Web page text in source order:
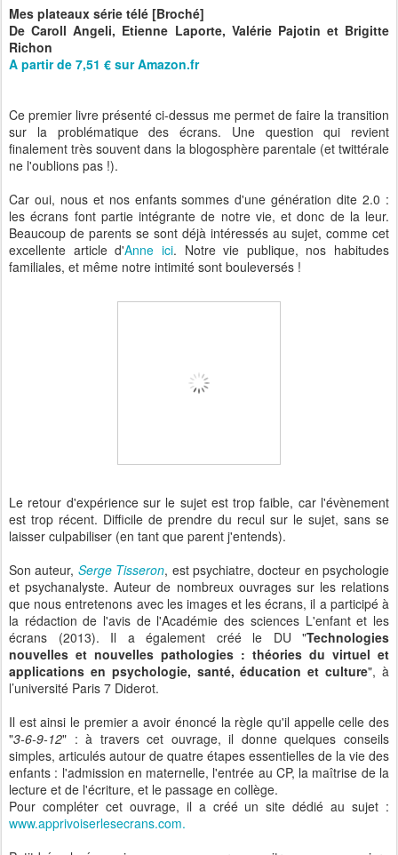
Mes plateaux série télé [Broché]
De Caroll Angeli, Etienne Laporte, Valérie Pajotin et Brigitte
Richon
A partir de 7,51 € sur Amazon.fr
Ce premier livre présenté ci-dessus me permet de faire la transition
sur la problématique des écrans. Une question qui revient
finalement très souvent dans la blogosphère parentale (et twittérale
ne l'oublions pas !).
Car oui, nous et nos enfants sommes d'une génération dite 2.0 :
les écrans font partie intégrante de notre vie, et donc de la leur.
Beaucoup de parents se sont déjà intéressés au sujet, comme cet
excellente article d'Anne ici. Notre vie publique, nos habitudes
familiales, et même notre intimité sont bouleversés !
Le retour d'expérience sur le sujet est trop faible, car l'évènement
est trop récent. Difficile de prendre du recul sur le sujet, sans se
laisser culpabiliser (en tant que parent j'entends).
Son auteur, Serge Tisseron, est psychiatre, docteur en psychologie
et psychanalyste. Auteur de nombreux ouvrages sur les relations
que nous entretenons avec les images et les écrans, il a participé à
la rédaction de l'avis de l'Académie des sciences L'enfant et les
écrans (2013). Il a également créé le DU "Technologies
nouvelles et nouvelles pathologies : théories du virtuel et
applications en psychologie, santé, éducation et culture", à
l’université Paris 7 Diderot.
Il est ainsi le premier a avoir énoncé la règle qu'il appelle celle des
"3-6-9-12" : à travers cet ouvrage, il donne quelques conseils
simples, articulés autour de quatre étapes essentielles de la vie des
enfants : l'admission en maternelle, l'entrée au CP, la maîtrise de la
lecture et de l'écriture, et le passage en collège.
Pour compléter cet ouvrage, il a créé un site dédié au sujet :
www.apprivoiserlesecrans.com.